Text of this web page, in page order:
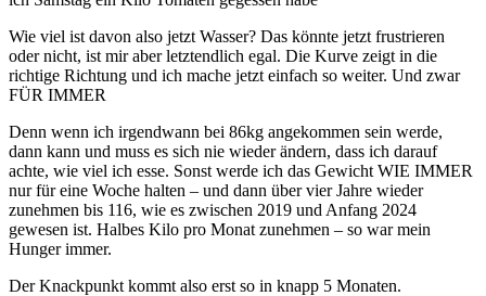
Wie viel ist davon also jetzt Wasser? Das könnte jetzt frustrieren
oder nicht, ist mir aber letztendlich egal. Die Kurve zeigt in die
richtige Richtung und ich mache jetzt einfach so weiter. Und zwar
FÜR IMMER
Denn wenn ich irgendwann bei 86kg angekommen sein werde,
dann kann und muss es sich nie wieder ändern, dass ich darauf
achte, wie viel ich esse. Sonst werde ich das Gewicht WIE IMMER
nur für eine Woche halten – und dann über vier Jahre wieder
zunehmen bis 116, wie es zwischen 2019 und Anfang 2024
gewesen ist. Halbes Kilo pro Monat zunehmen – so war mein
Hunger immer.
Der Knackpunkt kommt also erst so in knapp 5 Monaten.